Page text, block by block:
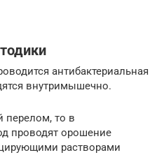
антибактериальная
внутримышечно.
перелом, то в
проводят орошение
растворами